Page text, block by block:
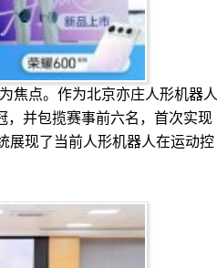
点。作为北京亦庄人形机器人
，并包揽赛事前六名，首次实现
展现了当前人形机器人在运动控